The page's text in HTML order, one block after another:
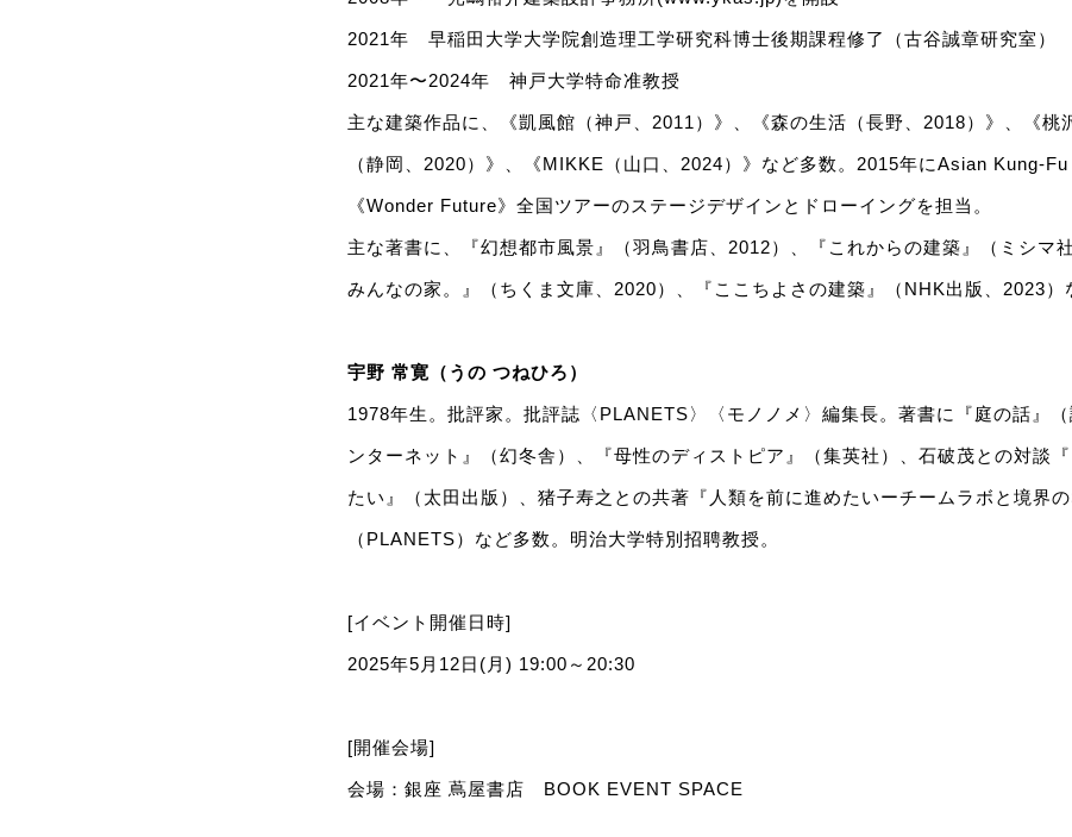
2021年 早稲田大学大学院創造理工学研究科博士後期課程修了（古谷誠章研究室）
2021年〜2024年 神戸大学特命准教授
主な建築作品に、《凱風館（神戸、2011）》、《森の生活（長野、2018）》、《桃
（静岡、2020）》、《MIKKE（山口、2024）》など多数。2015年にAsian Kung-
《Wonder Future》全国ツアーのステージデザインとドローイングを担当。
主な著書に、『幻想都市風景』（羽鳥書店、2012）、『これからの建築』（ミシマ
みんなの家。』（ちくま文庫、2020）、『ここちよさの建築』（NHK出版、2023）
宇野 常寛（うの つねひろ）
1978年生。批評家。批評誌〈PLANETS〉〈モノノメ〉編集長。著書に『庭の話』
ンターネット』（幻冬舎）、『母性のディストピア』（集英社）、石破茂との対談
たい』（太田出版）、猪子寿之との共著『人類を前に進めたいーチームラボと境界の
（PLANETS）など多数。明治大学特別招聘教授。
[イベント開催日時]
2025年5月12日(月) 19:00～20:30
[開催会場]
会場：銀座 蔦屋書店 BOOK EVENT SPACE